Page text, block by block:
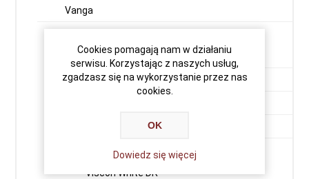
Vanga
Astoria
Imperial White
Viscon White
Viscon White DR
Cookies pomagają nam w działaniu
serwisu. Korzystając z naszych usług,
zgadzasz się na wykorzystanie przez nas
cookies.
OK
Dowiedz się więcej